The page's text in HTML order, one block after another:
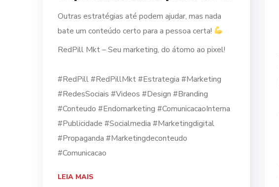
Outras estratégias até podem ajudar, mas nada
bate um conteúdo certo para a pessoa certa!
RedPill Mkt – Seu marketing, do átomo ao pixel!
#RedPill #RedPillMkt #Estrategia #Marketing
#RedesSociais #Videos #Design #Branding
#Conteudo #Endomarketing #ComunicacaoInterna
#Publicidade #Socialmedia #Marketingdigital
#Propaganda #Marketingdeconteudo
#Comunicacao
LEIA MAIS